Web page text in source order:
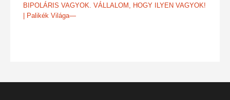
BIPOLÁRIS VAGYOK. VÁLLALOM, HOGY ILYEN VAGYOK!
| Palikék Világa—